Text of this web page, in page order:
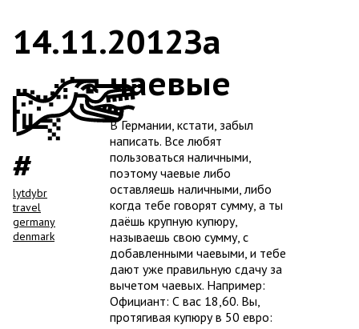
lytdybr
travel
germany
denmark
14.11.2012За
чаевые
В Германии, кстати, забыл
написать. Все любят
пользоваться наличными,
поэтому чаевые либо
оставляешь наличными, либо
когда тебе говорят сумму, а ты
даёшь крупную купюру,
называешь свою сумму, с
добавленными чаевыми, и тебе
дают уже правильную сдачу за
вычетом чаевых. Например:
Официант: С вас 18,60. Вы,
протягивая купюру в 50 евро: